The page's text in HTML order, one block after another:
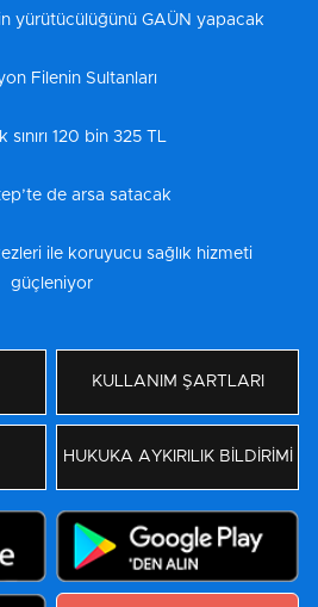
yürütücülüğünü GAÜN yapacak
Filenin Sultanları
sınırı 120 bin 325 TL
de arsa satacak
ile koruyucu sağlık hizmeti
güçleniyor
KULLANIM ŞARTLARI
HUKUKA AYKIRILIK BİLDİRİMİ